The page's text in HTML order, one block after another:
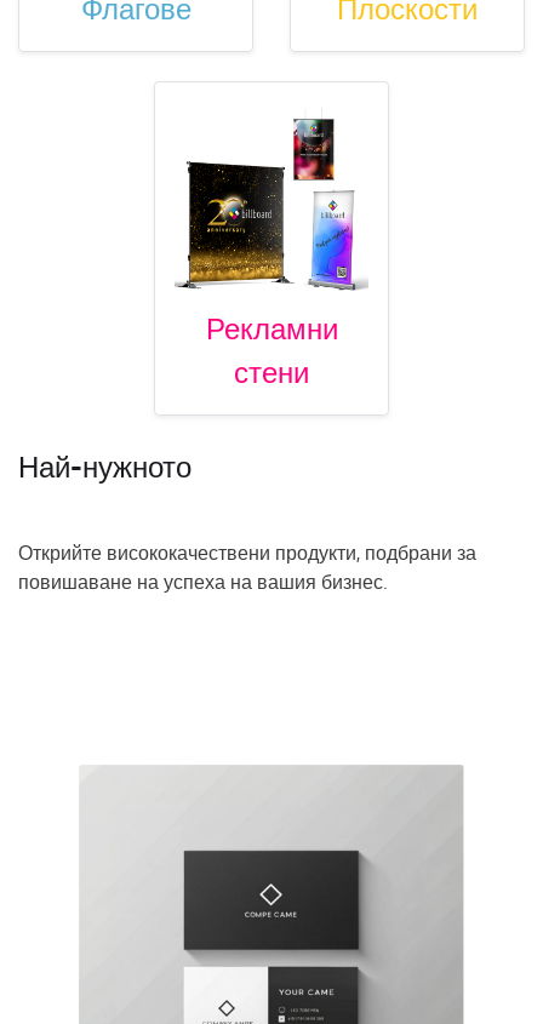
Флагове Плоскости
Рекламни
стени
Най-нужното
Открийте висококачествени продукти, подбрани за
повишаване на успеха на вашия бизнес.